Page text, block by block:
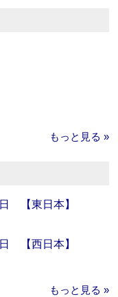
もっと見る »
【東日本】
【西日本】
もっと見る »